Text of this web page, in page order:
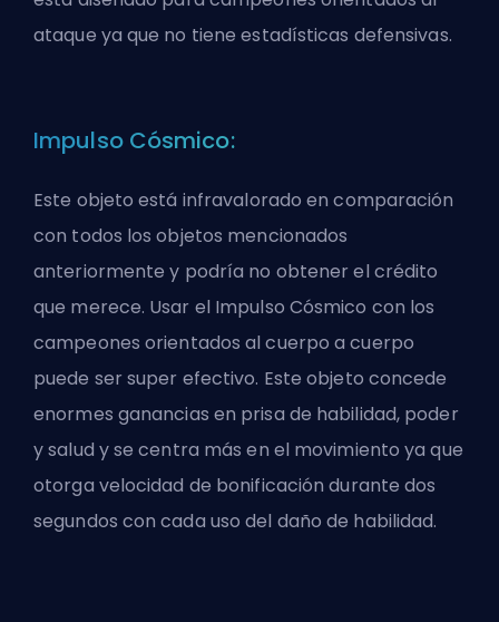
ataque ya que no tiene estadísticas defensivas.
Impulso Cósmico:
Este objeto está infravalorado en comparación
con todos los objetos mencionados
anteriormente y podría no obtener el crédito
que merece. Usar el Impulso Cósmico con los
campeones orientados al cuerpo a cuerpo
puede ser super efectivo. Este objeto concede
enormes ganancias en prisa de habilidad, poder
y salud y se centra más en el movimiento ya que
otorga velocidad de bonificación durante dos
segundos con cada uso del daño de habilidad.